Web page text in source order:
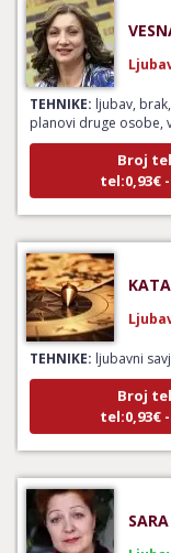
TEHNIKE:ljubav,
planovi druge osobe,
Broj
tel:0,93€
TEHNIKE:ljubavni
Broj
tel:0,93€